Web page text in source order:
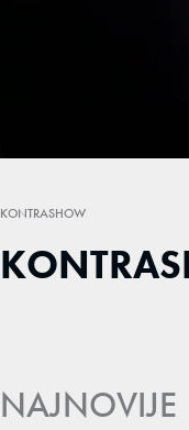
Unmute
KONTRASHOW
NAJNOVIJE